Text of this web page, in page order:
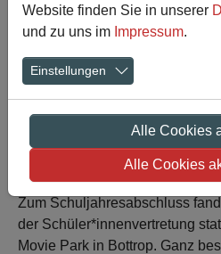
Zum Schuljahresabschluss
der Schüler*innenvertretung
Movie Park in Bottrop. Ganz
Website finden Sie in unserer
und zu uns im Impressum.
Einstellungen
Alle Cookies
Alle Cookies